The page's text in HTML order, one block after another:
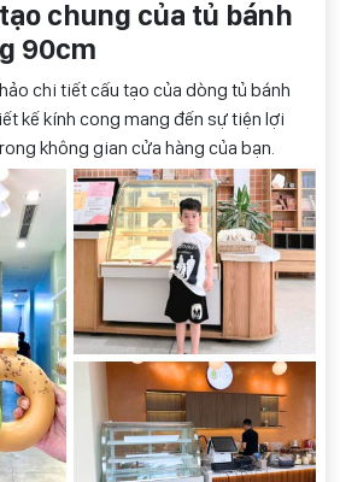
chung của tủ bánh
90cm
chi tiết cấu tạo của dòng tủ bánh
kế kính cong mang đến sự tiện lợi
không gian cửa hàng của bạn.